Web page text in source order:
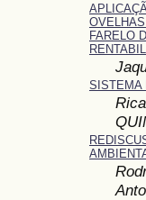
FARELO
SISTEMA